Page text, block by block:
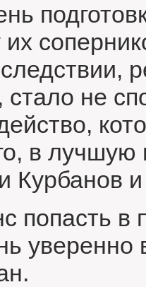
стало не
в
Курбанов
попасть в
уверенно